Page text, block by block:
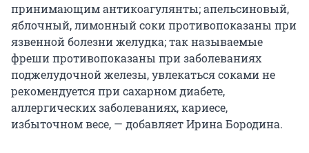
принимающим антикоагулянты; апельсиновый,
яблочный, лимонный соки противопоказаны при
язвенной болезни желудка; так называемые
фреши противопоказаны при заболеваниях
поджелудочной железы, увлекаться соками не
рекомендуется при сахарном диабете,
аллергических заболеваниях, кариесе,
избыточном весе, — добавляет Ирина Бородина.